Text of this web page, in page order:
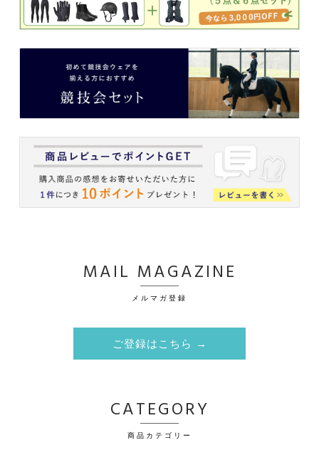
MAIL MAGAZINE
メルマガ登録
ご登録はこちら →
CATEGORY
商品カテゴリー